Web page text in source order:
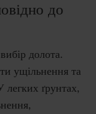
до
долота.
ущільнення та
ґрунтах,